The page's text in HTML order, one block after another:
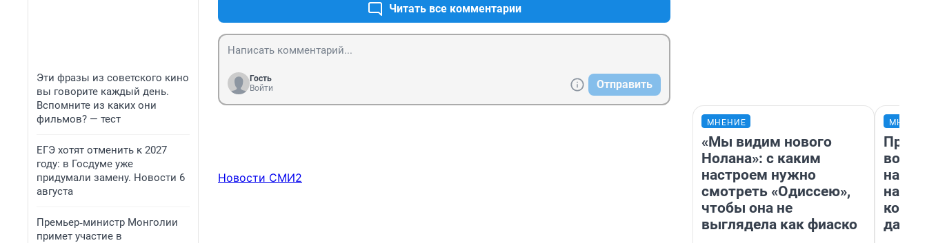
Эти фразы из советского кино
вы говорите каждый день.
Вспомните из каких они
фильмов? — тест
ЕГЭ хотят отменить к 2027
году: в Госдуме уже
придумали замену. Новости 6
августа
Премьер‑министр Монголии
примет участие в
Читать все комментарии
Гость
Войти
Отправить
Новости СМИ2
МНЕНИЕ
«Мы видим нового
Нолана»: с каким
настроем нужно
смотреть «Одиссею»,
чтобы она не
выглядела как фиаско
нам
даже